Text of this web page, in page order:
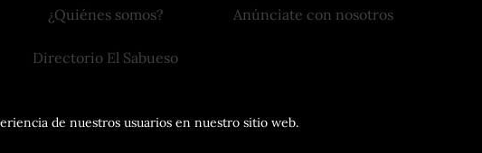
de nuestros usuarios en nuestro sitio web.
¿Quiénes somos?
Directorio El Sabueso
Anúnciate con nosotros